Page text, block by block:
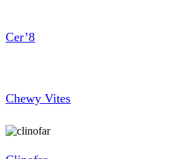
Cer’8
Chewy Vites